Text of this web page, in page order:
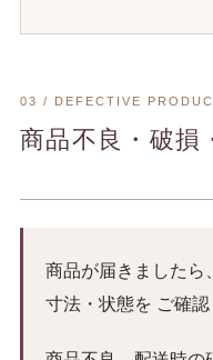
03 / DEFECTIVE
商品不良・破損
商品が届きましたら
寸法・状態を ご確認